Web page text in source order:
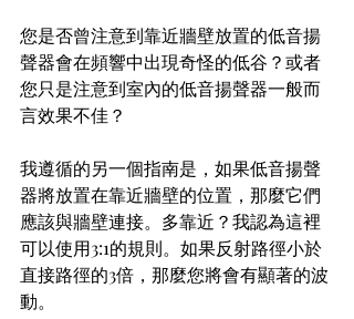
您是否曾注意到靠近牆壁放置的低音揚
聲器會在頻響中出現奇怪的低谷？或者
您只是注意到室內的低音揚聲器一般而
言效果不佳？
我遵循的另一個指南是，如果低音揚聲
器將放置在靠近牆壁的位置，那麼它們
應該與牆壁連接。多靠近？我認為這裡
可以使用3:1的規則。如果反射路徑小於
直接路徑的3倍，那麼您將會有顯著的波
動。